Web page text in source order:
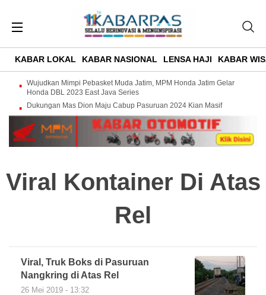
KABAR LOKAL KABAR NASIONAL LENSA HAJI KABAR
Wujudkan Mimpi Pebasket Muda Jatim, MPM Honda Jatim Gelar
Honda DBL 2023 East Java Series
Dukungan Mas Dion Maju Cabup Pasuruan 2024 Kian Masif
Viral Kontainer Di Atas
Rel
Viral, Truk Boks di Pasuruan
Nangkring di Atas Rel
26 Mei 2019 - 13:32